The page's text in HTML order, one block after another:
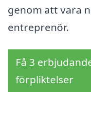
genom att vara
entreprenör.
Få 3
förpliktelser